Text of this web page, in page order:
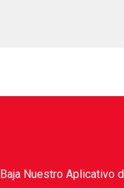
Baja Nuestro Aplicativo